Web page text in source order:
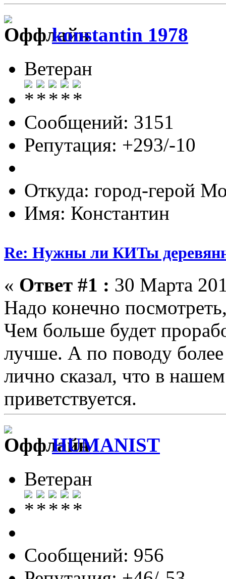
konstantin 1978
Ветеран
Сообщений: 3151
Репутация: +293/-10
Откуда: город-герой
Имя: Константин
Re: Нужны ли КИТы
« Ответ #1 : 30 Марта
Надо конечно
Чем больше будет
лучше. А по поводу
лично сказал, что в
приветствуется.
HUMANIST
Ветеран
Сообщений: 956